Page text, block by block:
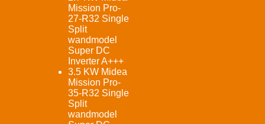
Mission Pro-
27-R32 Single
Split
wandmodel
Super DC
Inverter A+++
3.5 KW Midea
Mission Pro-
35-R32 Single
Split
wandmodel